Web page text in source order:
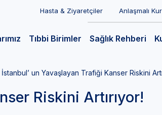
Hasta & Ziyaretçiler Anlaşmalı
Tıbbi Birimler Sağlık Rehberi
İstanbul’ un Yavaşlayan Trafiği Kanser Riskini
Riskini Artırıyor!